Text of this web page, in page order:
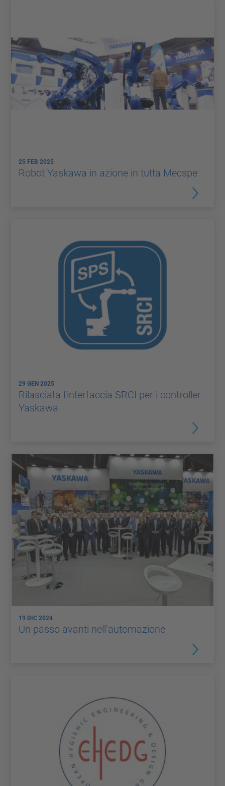
25 FEB 2025
Robot Yaskawa in azione in tutta Mecspe
29 GEN 2025
Rilasciata l'interfaccia SRCI per i controller
Yaskawa
19 DIC 2024
Un passo avanti nell’automazione